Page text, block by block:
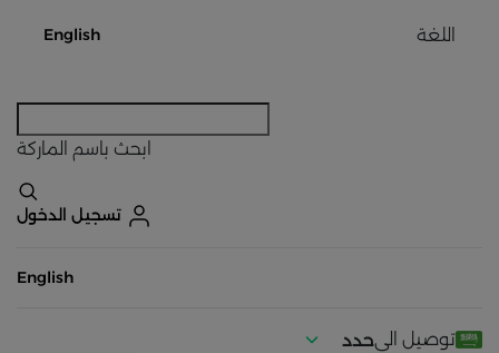
اللغة English
ابحث باسم الماركة
تسجيل الدخول
English
توصيل الىحدد